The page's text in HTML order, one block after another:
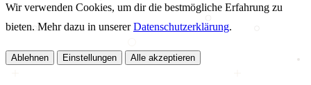
Wir verwenden Cookies, um dir die bestmögliche Erfahrung zu
bieten. Mehr dazu in unsererDatenschutzerklärung.
Ablehnen Einstellungen Alle akzeptieren